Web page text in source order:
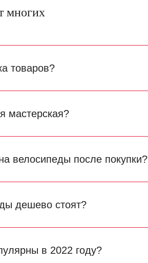
многих
товаров?
мастерская?
велосипеды после покупки?
дешево стоят?
в 2022 году?